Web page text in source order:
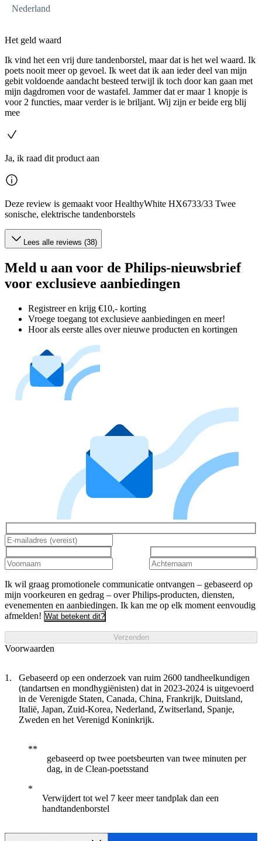
Nederland
Het geld waard
Ik vind het een vrij dure tandenborstel, maar dat is het wel waard. Ik
poets nooit meer op gevoel. Ik weet dat ik aan ieder deel van mijn
gebit voldoende aandacht besteed terwijl ik toch door kan gaan met
mijn dagdromen voor de wastafel. Jammer dat er maar 1 knopje is
voor 2 functies, maar verder is ie briljant. Wij zijn er beide erg blij
mee
Ja, ik raad dit product aan
Deze review is gemaakt voor HealthyWhite HX6733/33 Twee
sonische, elektrische tandenborstels
Lees alle reviews (38)
Meld u aan voor de Philips-nieuwsbrief
voor exclusieve aanbiedingen
Registreer en krijg €10,- korting
Vroege toegang tot exclusieve aanbiedingen en meer!
Hoor als eerste alles over nieuwe producten en kortingen
Ik wil graag promotionele communicatie ontvangen – gebaseerd op
mijn voorkeuren en gedrag – over Philips-producten, diensten,
evenementen en aanbiedingen. Ik kan me op elk moment eenvoudig
afmelden! Wat betekent dit?
Verzenden
Voorwaarden
Gebaseerd op een onderzoek van ruim 2600 tandheelkundigen
(tandartsen en mondhygiënisten) dat in 2023-2024 is uitgevoerd
in de Verenigde Staten, Canada, China, Frankrijk, Duitsland,
Italië, Japan, Zuid-Korea, Nederland, Zwitserland, Spanje,
Zweden en het Verenigd Koninkrijk.
gebaseerd op twee poetsbeurten van twee minuten per
dag, in de Clean-poetsstand
Verwijdert tot wel 7 keer meer tandplak dan een
handtandenborstel